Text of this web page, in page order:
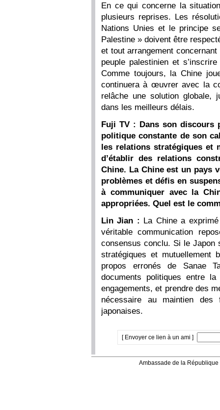
En ce qui concerne la
plusieurs reprises. Les
Nations Unies et le principe
Palestine » doivent être
et tout arrangement
peuple palestinien et
Comme toujours, la Chine
continuera à œuvrer avec la
relâche une solution globale,
dans les meilleurs délais.
Fuji TV : Dans son discours
politique constante de son
les relations stratégiques et
d’établir des relations
Chine. La Chine est un pays
problèmes et défis en
à communiquer avec la
appropriées. Quel est le
Lin Jian : La Chine a
véritable communication
consensus conclu. Si le Japon
stratégiques et
propos erronés de Sanae
documents politiques entre
engagements, et prendre des
nécessaire au maintien des
japonaises.
[ Envoyer ce lien à un ami ]
Ambassade de la